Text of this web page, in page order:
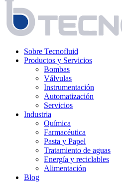
Sobre Tecnofluid
Productos y Servicios
Bombas
Válvulas
Instrumentación
Automatización
Servicios
Industria
Química
Farmacéutica
Pasta y Papel
Tratamiento de aguas
Energía y reciclables
Alimentación
Blog